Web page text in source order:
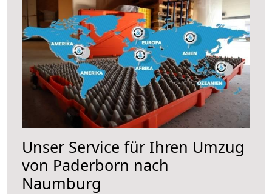
Unser Service für Ihren Umzug
von Paderborn nach
Naumburg